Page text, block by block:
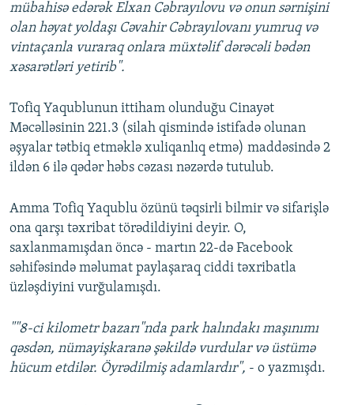
mübahisə edərək Elxan Cəbrayılovu və onun sərnişini
olan həyat yoldaşı Cəvahir Cəbrayılovanı yumruq və
vintaçanla vuraraq onlara müxtəlif dərəcəli bədən
xəsarətləri yetirib".
Tofiq Yaqublunun ittiham olunduğu Cinayət
Məcəlləsinin 221.3 (silah qismində istifadə olunan
əşyalar tətbiq etməklə xuliqanlıq etmə) maddəsində 2
ildən 6 ilə qədər həbs cəzası nəzərdə tutulub.
Amma Tofiq Yaqublu özünü təqsirli bilmir və sifarişlə
ona qarşı təxribat törədildiyini deyir. O,
saxlanmamışdan öncə - martın 22-də Facebook
səhifəsində məlumat paylaşaraq ciddi təxribatla
üzləşdiyini vurğulamışdı.
""8-ci kilometr bazarı"nda park halındakı maşınımı
qəsdən, nümayişkaranə şəkildə vurdular və üstümə
hücum etdilər. Öyrədilmiş adamlardır", - o yazmışdı.